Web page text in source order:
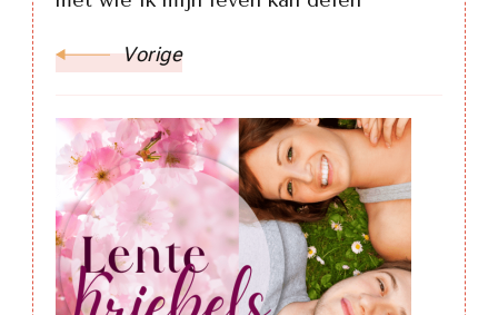
Vorige